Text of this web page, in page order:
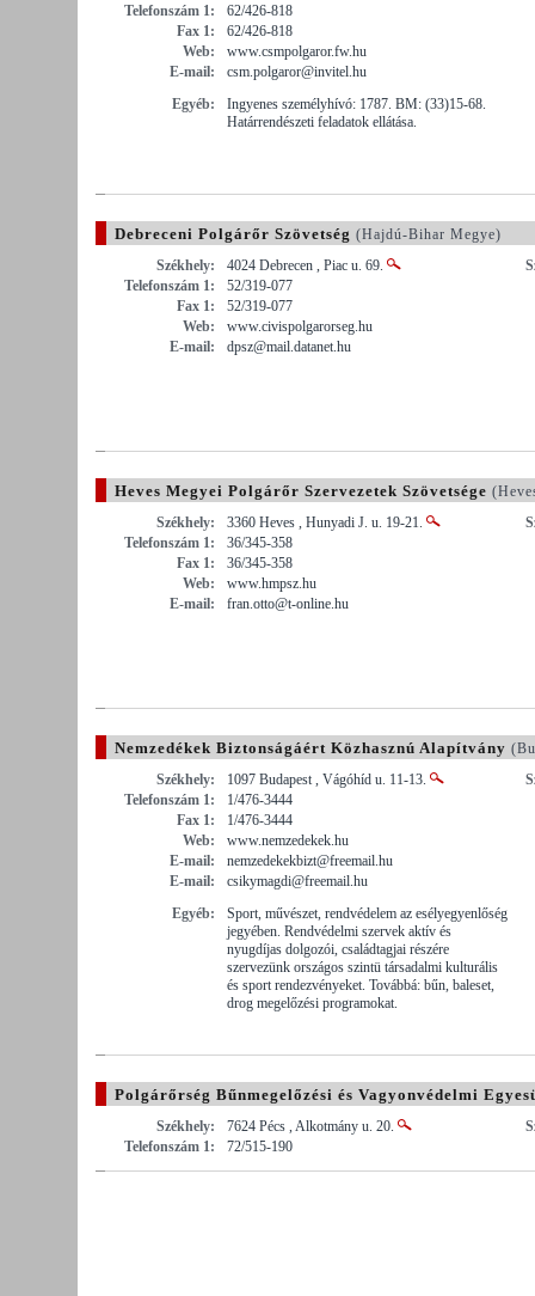
Telefonszám 1:
62/426-818
Fax 1:
62/426-818
Web:
www.csmpolgaror.fw.hu
E-mail:
csm.polgaror@invitel.hu
Egyéb:
Ingyenes személyhívó: 1787. BM: (33)15-68.
Határrendészeti feladatok ellátása.
Debreceni Polgárőr Szövetség (Hajdú-Bihar Megye)
Székhely:
4024 Debrecen , Piac u. 69.
Telefonszám 1:
52/319-077
Fax 1:
52/319-077
Web:
www.civispolgarorseg.hu
E-mail:
dpsz@mail.datanet.hu
Heves Megyei Polgárőr Szervezetek Szövetsége
Székhely:
3360 Heves , Hunyadi J. u. 19-21.
Telefonszám 1:
36/345-358
Fax 1:
36/345-358
Web:
www.hmpsz.hu
E-mail:
fran.otto@t-online.hu
Nemzedékek Biztonságáért Közhasznú Alapítvány
Székhely:
1097 Budapest , Vágóhíd u. 11-13.
Telefonszám 1:
1/476-3444
Fax 1:
1/476-3444
Web:
www.nemzedekek.hu
E-mail:
nemzedekekbizt@freemail.hu
E-mail:
csikymagdi@freemail.hu
Egyéb:
Sport, művészet, rendvédelem az esélyegyenlőség
jegyében. Rendvédelmi szervek aktív és
nyugdíjas dolgozói, családtagjai részére
szervezünk országos szintü társadalmi kulturális
és sport rendezvényeket. Továbbá: bűn, baleset,
drog megelőzési programokat.
Polgárőrség Bűnmegelőzési és Vagyonvédelmi
Székhely:
7624 Pécs , Alkotmány u. 20.
Telefonszám 1:
72/515-190